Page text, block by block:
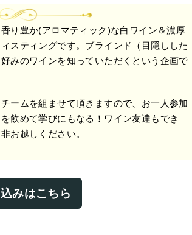
り豊か(アロマティック)な白ワイン＆濃厚
スティングです。ブラインド（目隠しした
みのワインを知っていただくという企画で
ームを組ませて頂きますので、お一人参加
飲めて学びにもなる！ワイン友達もでき
お越しください。
みはこちら